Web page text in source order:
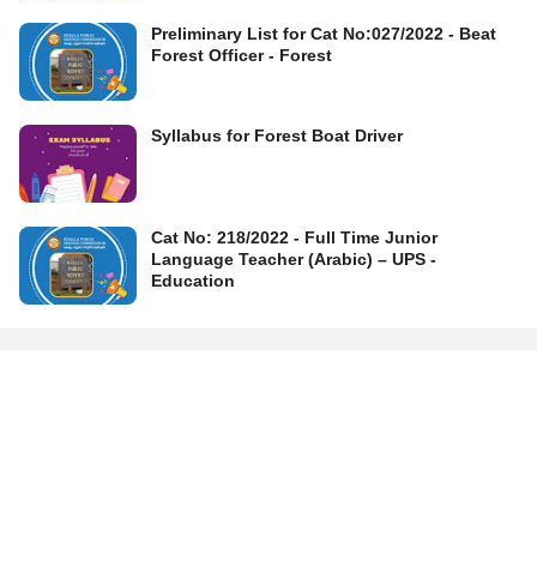
Preliminary List for Cat No:027/2022 - Beat
Forest Officer - Forest
Syllabus for Forest Boat Driver
Cat No: 218/2022 - Full Time Junior
Language Teacher (Arabic) – UPS -
Education